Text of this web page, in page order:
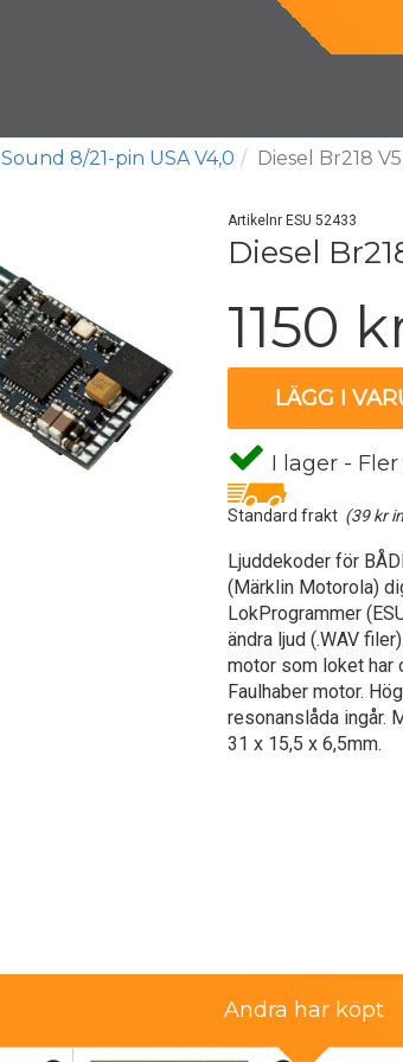
Sound 8/21-pin USA V4,0 Diesel Br218
Artikelnr ESU 52433
Diesel
1150
LÄGG I
I lager -
Standard frakt (39 kr
Ljuddekoder för
(Märklin Motorola)
LokProgrammer
ändra ljud (.WAV
motor som loket har
Faulhaber motor.
resonanslåda ingår.
31 x 15,5 x 6,5mm.
Andra har köpt